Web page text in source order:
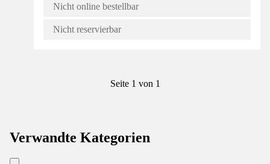
Nicht online bestellbar
Nicht reservierbar
Seite 1 von 1
Verwandte Kategorien